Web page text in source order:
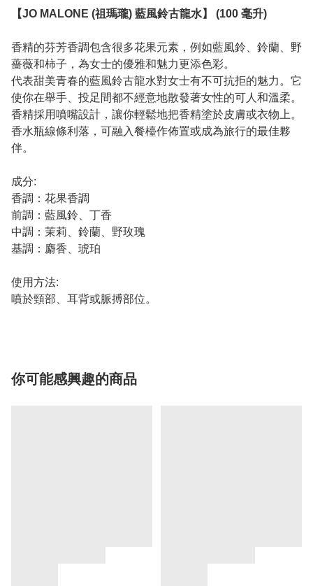
【JO MALONE (祖瑪瓏) 藍風鈴古龍水】 (100 毫升)
香精的芬芳香調包含很多花果元素，例如藍風鈴、鈴蘭、野
薔薇和柿子，為女士的優雅和魅力更添色彩。
代表甜美青春的藍風鈴古龍水對女士有不可抗拒的魅力。它
使你在舉手、投足間都不經意地散發著女性的可人和溫柔。
香精採用噴嘴設計，讓你輕鬆地把香精塗於皮膚或衣物上。
香水瓶線條利落，可融入餐檯作佈置或成為旅行的最佳夥
伴。
成分:
香調：花果香調
前調：藍風鈴、丁香
中調：茉莉、鈴蘭、野玫瑰
基調：麝香、琥珀
使用方法:
噴於頸部、耳背或脈搏部位。
你可能感興趣的商品